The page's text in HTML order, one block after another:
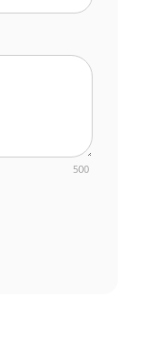
500